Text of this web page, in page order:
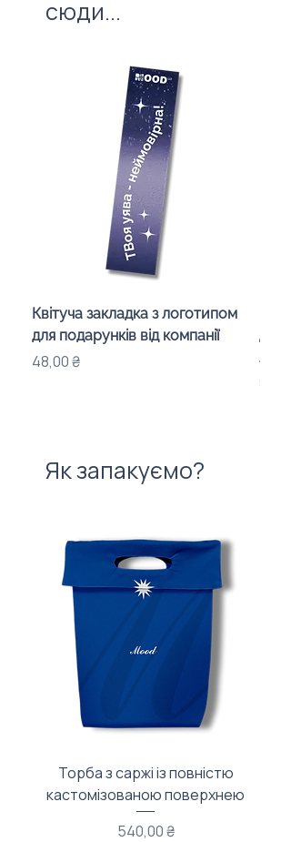
сюди...
Квітуча закладка з логотипом
для подарунків від компанії
Ціна
48,00 ₴
для
Ціна
Як запакуємо?
Торба з саржі із повністю
кастомізованою поверхнею
Ціна
540,00 ₴